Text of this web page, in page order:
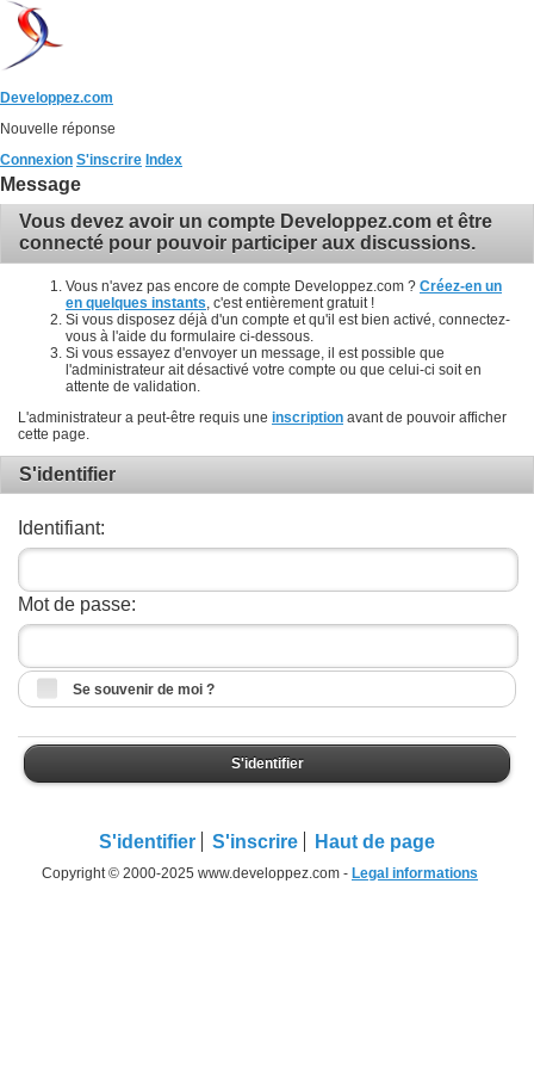
Developpez.com
Nouvelle réponse
Connexion S'inscrire Index
Message
Vous devez avoir un compte Developpez.com et être
connecté pour pouvoir participer aux discussions.
Vous n'avez pas encore de compte Developpez.com ? Créez-en un
en quelques instants , c'est entièrement gratuit !
Si vous disposez déjà d'un compte et qu'il est bien activé, connectez-
vous à l'aide du formulaire ci-dessous.
Si vous essayez d'envoyer un message, il est possible que
l'administrateur ait désactivé votre compte ou que celui-ci soit en
attente de validation.
L'administrateur a peut-être requis une inscription avant de pouvoir afficher
cette page.
S'identifier
Identifiant:
Mot de passe:
Se souvenir de moi ?
S'identifier
S'identifier S'inscrire Haut de page
Copyright © 2000-2025 www.developpez.com - Legal informations